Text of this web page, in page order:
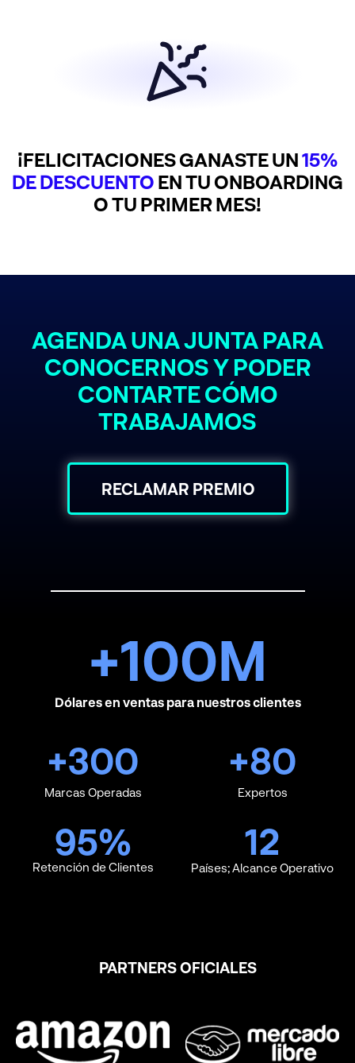
¡FELICITACIONES GANASTE UN15%
DE DESCUENTO EN TU ONBOARDING
O TU PRIMER MES!
AGENDA UNA JUNTA PARA
CONOCERNOS Y PODER
CONTARTE CÓMO
TRABAJAMOS
RECLAMAR PREMIO
Dólares en ventas para nuestros clientes
+100M
Marcas Operadas
+300
Expertos
+80
Retención de Clientes
95%
Países; Alcance Operativo
12
PARTNERS OFICIALES